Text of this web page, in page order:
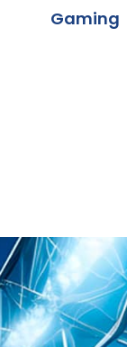
Gaming